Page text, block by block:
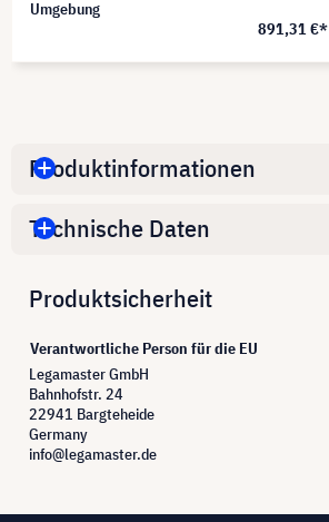
Umgebung
891,31 €*
Produktinformationen
Technische Daten
Produktsicherheit
Verantwortliche Person für die EU
Legamaster GmbH
Bahnhofstr. 24
22941 Bargteheide
Germany
info@legamaster.de